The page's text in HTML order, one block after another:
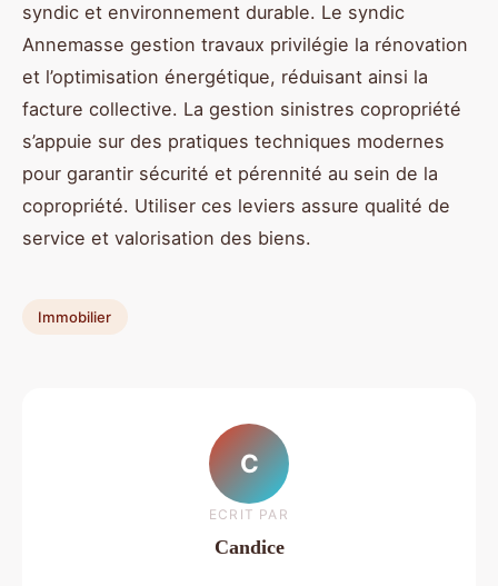
syndic et environnement durable. Le syndic
Annemasse gestion travaux privilégie la rénovation
et l’optimisation énergétique, réduisant ainsi la
facture collective. La gestion sinistres copropriété
s’appuie sur des pratiques techniques modernes
pour garantir sécurité et pérennité au sein de la
copropriété. Utiliser ces leviers assure qualité de
service et valorisation des biens.
Immobilier
C
ECRIT PAR
Candice